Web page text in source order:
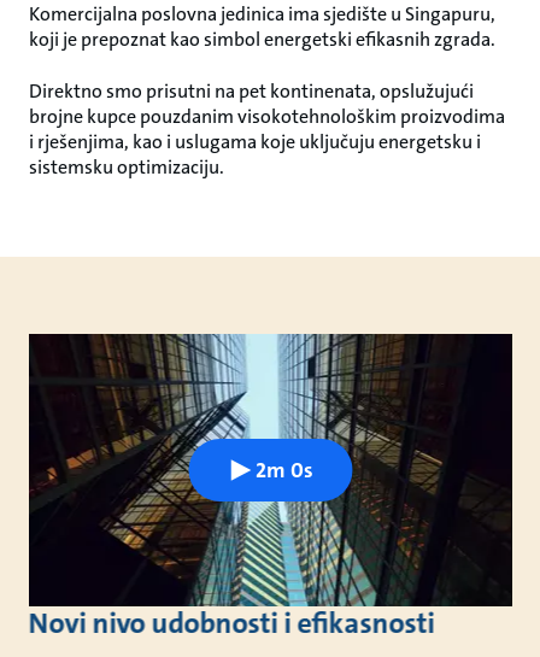
Komercijalna poslovna jedinica ima sjedište u Singapuru,
koji je prepoznat kao simbol energetski efikasnih zgrada.
Direktno smo prisutni na pet kontinenata, opslužujući
brojne kupce pouzdanim visokotehnološkim proizvodima
i rješenjima, kao i uslugama koje uključuju energetsku i
sistemsku optimizaciju.
Novi nivo udobnosti i efikasnosti
2m 0s